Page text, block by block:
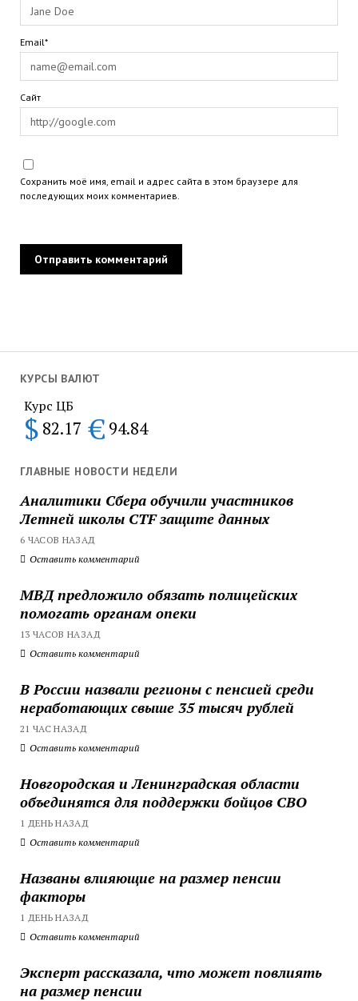
КУРСЫ ВАЛЮТ
Курс ЦБ
$ 82.17 € 94.84
ГЛАВНЫЕ НОВОСТИ НЕДЕЛИ
Аналитики Сбера обучили участников
Летней школы CTF защите данных
6 ЧАСОВ НАЗАД
Оставить комментарий
МВД предложило обязать полицейских
помогать органам опеки
13 ЧАСОВ НАЗАД
Оставить комментарий
В России назвали регионы с пенсией среди
неработающих свыше 35 тысяч рублей
21 ЧАС НАЗАД
Оставить комментарий
Новгородская и Ленинградская области
объединятся для поддержки бойцов СВО
1 ДЕНЬ НАЗАД
Оставить комментарий
Названы влияющие на размер пенсии
факторы
1 ДЕНЬ НАЗАД
Оставить комментарий
Эксперт рассказала, что может повлиять
на размер пенсии
Email*
Сайт
Сохранить моё имя, email и адрес сайта в этом браузере для
последующих моих комментариев.